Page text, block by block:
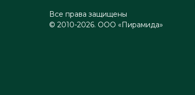
Все права защищены
© 2010-2026. ООО «Пирамида»